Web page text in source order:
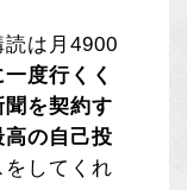
は月4900
度行くく
聞を契約す
高の自己投
してくれ